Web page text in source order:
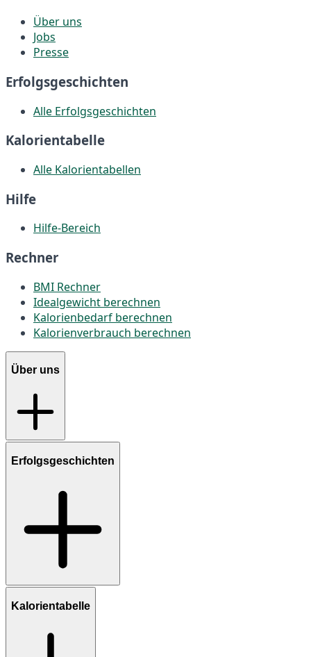
Über uns
Jobs
Presse
Erfolgsgeschichten
Alle Erfolgsgeschichten
Kalorientabelle
Alle Kalorientabellen
Hilfe
Hilfe-Bereich
Rechner
BMI Rechner
Idealgewicht berechnen
Kalorienbedarf berechnen
Kalorienverbrauch berechnen
Über uns
Erfolgsgeschichten
Kalorientabelle